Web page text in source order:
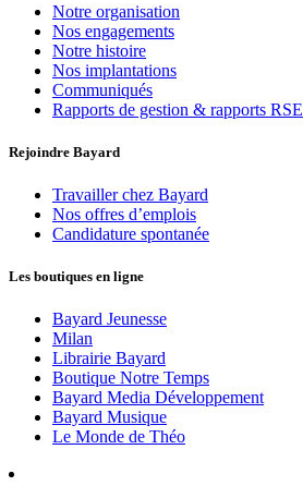
Notre organisation
Nos engagements
Notre histoire
Nos implantations
Communiqués
Rapports de gestion & rapports RSE
Rejoindre Bayard
Travailler chez Bayard
Nos offres d’emplois
Candidature spontanée
Les boutiques en ligne
Bayard Jeunesse
Milan
Librairie Bayard
Boutique Notre Temps
Bayard Media Développement
Bayard Musique
Le Monde de Théo